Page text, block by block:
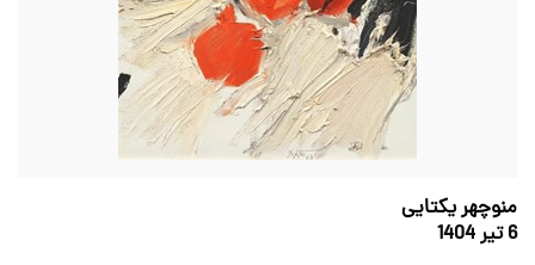
منوچهر یکتایی
6 تير 1404